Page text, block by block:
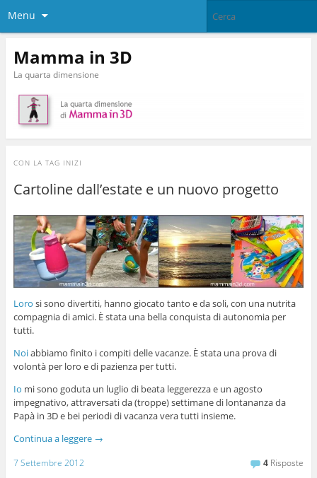
Menu
Mamma in 3D
La quarta dimensione
CON LA TAG INIZI
Cartoline dall’estate e un nuovo progetto
Loro si sono divertiti, hanno giocato tanto e da soli, con una nutrita
compagnia di amici. È stata una bella conquista di autonomia per
tutti.
Noiabbiamo finito i compiti delle vacanze. È stata una prova di
volontà per loro e di pazienza per tutti.
Io mi sono goduta un luglio di beata leggerezza e un agosto
impegnativo, attraversati da (troppe) settimane di lontananza da
Papà in 3D e bei periodi di vacanza vera tutti insieme.
Continua a leggere →
7 Settembre 2012 4 Risposte